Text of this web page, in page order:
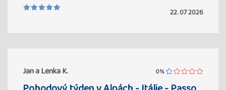
22. 07 2026
Jan a Lenka K. 0%